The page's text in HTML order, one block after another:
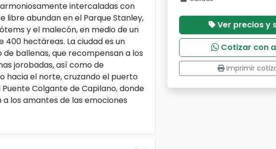
intercaladas con
libre abundan en el Parque Stanley,
y el malecón, en medio de un
hectáreas. La ciudad es un
ballenas, que recompensan a los
jorobadas, así como de
hacia el norte, cruzando el puerto
Colgante de Capilano, donde
los amantes de las emociones
Ver precios y
Cotizar con
Imprimir